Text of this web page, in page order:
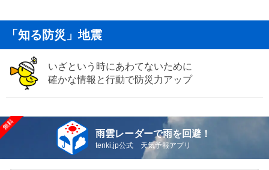
「知る防災」地震
いざという時にあわてないために
確かな情報と行動で防災力アップ
雨雲レーダーで雨を回避！
tenki.jp公式 天気予報アプリ